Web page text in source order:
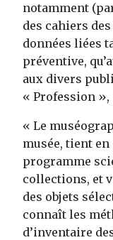
notamment
des cahiers
données liées
préventive,
aux divers
« Profession »,
« Le
musée, tient
programme
collections, et
des objets
connaît les
d’inventaire